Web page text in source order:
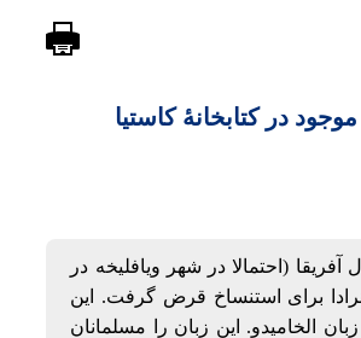
قرآن تولدو: نسخۀ خطی 235 موجود در کتابخانۀ کاستیا
شمال آفریقا (احتمالا در شهر ویافلیخه در
برای استنساخ قرض گرفت. این
الخامیدو. این زبان را مسلمانان